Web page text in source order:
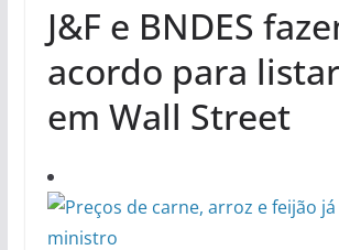
J&F e BNDES
acordo para listar
em Wall Street